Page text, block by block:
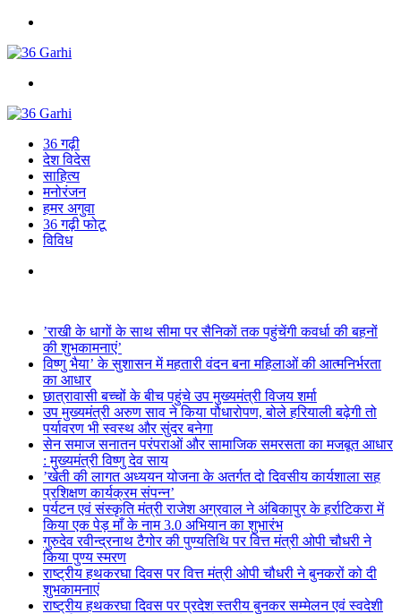
36 गढ़ी
देश विदेस
साहित्य
मनोरंजन
हमर अगुवा
36 गढ़ी फोटू
विविध
’राखी के धागों के साथ सीमा पर सैनिकों तक पहुंचेंगी कवर्धा की बहनों
की शुभकामनाएं’
विष्णु भैया’ के सुशासन में महतारी वंदन बना महिलाओं की आत्मनिर्भरता
का आधार
छात्रावासी बच्चों के बीच पहुंचे उप मुख्यमंत्री विजय शर्मा
उप मुख्यमंत्री अरुण साव ने किया पौधारोपण, बोले हरियाली बढ़ेगी तो
पर्यावरण भी स्वस्थ और सुंदर बनेगा
सेन समाज सनातन परंपराओं और सामाजिक समरसता का मजबूत आधार
: मुख्यमंत्री विष्णु देव साय
’खेती की लागत अध्ययन योजना के अतर्गत दो दिवसीय कार्यशाला सह
प्रशिक्षण कार्यक्रम संपन्न’
पर्यटन एवं संस्कृति मंत्री राजेश अग्रवाल ने अंबिकापुर के हर्राटिकरा में
किया एक पेड़ माँ के नाम 3.0 अभियान का शुभारंभ
गुरुदेव रवीन्द्रनाथ टैगोर की पुण्यतिथि पर वित्त मंत्री ओपी चौधरी ने
किया पुण्य स्मरण
राष्ट्रीय हथकरघा दिवस पर वित्त मंत्री ओपी चौधरी ने बुनकरों को दी
शुभकामनाएं
राष्ट्रीय हथकरघा दिवस पर प्रदेश स्तरीय बुनकर सम्मेलन एवं स्वदेशी